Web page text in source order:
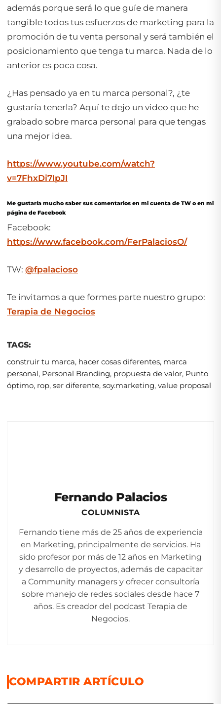
además porque será lo que guíe de manera
tangible todos tus esfuerzos de marketing para la
promoción de tu venta personal y será también el
posicionamiento que tenga tu marca. Nada de lo
anterior es poca cosa.
¿Has pensado ya en tu marca personal?, ¿te
gustaría tenerla? Aquí te dejo un video que he
grabado sobre marca personal para que tengas
una mejor idea.
https://www.youtube.com/watch?
v=7FhxDi7IpJI
Me gustaría mucho saber sus comentarios en mi cuenta de TW o en mi
página de Facebook
Facebook:
https://www.facebook.com/FerPalaciosO/
TW: @fpalacioso
Te invitamos a que formes parte nuestro grupo:
Terapia de Negocios
TAGS:
construir tu marca, hacer cosas diferentes, marca
personal, Personal Branding, propuesta de valor, Punto
óptimo, rop, ser diferente, soy.marketing, value proposal
Fernando Palacios
COLUMNISTA
Fernando tiene más de 25 años de experiencia
en Marketing, principalmente de servicios. Ha
sido profesor por más de 12 años en Marketing
y desarrollo de proyectos, además de capacitar
a Community managers y ofrecer consultoría
sobre manejo de redes sociales desde hace 7
años. Es creador del podcast Terapia de
Negocios.
COMPARTIR ARTÍCULO